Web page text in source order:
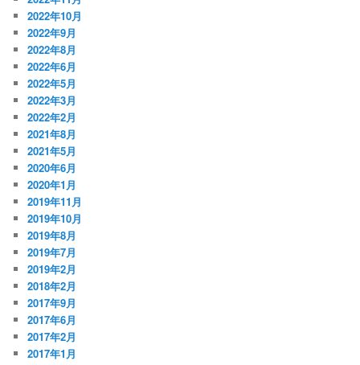
2022年10月
2022年9月
2022年8月
2022年6月
2022年5月
2022年3月
2022年2月
2021年8月
2021年5月
2020年6月
2020年1月
2019年11月
2019年10月
2019年8月
2019年7月
2019年2月
2018年2月
2017年9月
2017年6月
2017年2月
2017年1月